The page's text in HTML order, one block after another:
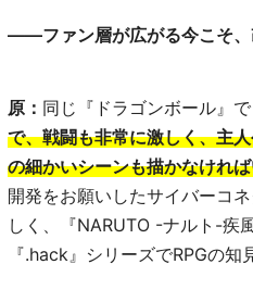
――ファン層が広がる今こそ、
原： 同じ『ドラゴンボール』
で、戦闘も非常に激しく、主
の細かいシーンも描かなけれ
開発をお願いしたサイバーコ
しく、『NARUTO -ナルト-疾
『.hack』シリーズでRPGの